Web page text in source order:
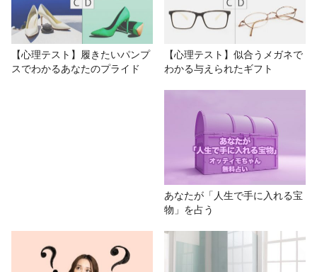
# ZERO # おもしろ # 写真心理テスト
# 心理テスト # 恋愛
【心理テスト】履きたいパンプ
スでわかるあなたのプライド
【心理テスト】似合うメガネで
わかる与えられたギフト
あなたが「人生で手に入れる宝
物」を占う